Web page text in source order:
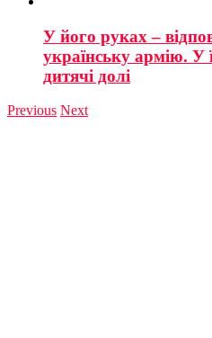
У його руках –
українську армію. У
дитячі долі
Previous Next